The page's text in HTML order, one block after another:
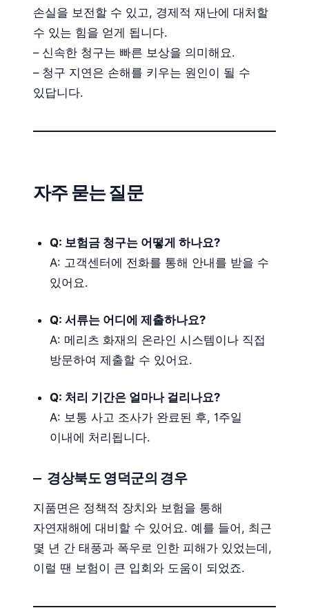
손실을 보전할 수 있고, 경제적 재난에 대처할
수 있는 힘을 얻게 됩니다.
– 신속한 청구는 빠른 보상을 의미해요.
– 청구 지연은 손해를 키우는 원인이 될 수
있답니다.
자주 묻는 질문
Q: 보험금 청구는 어떻게 하나요?
A: 고객센터에 전화를 통해 안내를 받을 수
있어요.
Q: 서류는 어디에 제출하나요?
A: 메리츠 화재의 온라인 시스템이나 직접
방문하여 제출할 수 있어요.
Q: 처리 기간은 얼마나 걸리나요?
A: 보통 사고 조사가 완료된 후, 1주일
이내에 처리됩니다.
경상북도 영덕군의 경우
지품면은 정책적 장치와 보험을 통해
자연재해에 대비할 수 있어요. 예를 들어, 최근
몇 년 간 태풍과 폭우로 인한 피해가 있었는데,
이럴 땐 보험이 큰 입회와 도움이 되었죠.